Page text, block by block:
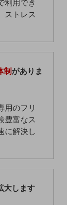
利用でき
ストレス
制がありま
用のフリ
豊富なス
に解決し
大します